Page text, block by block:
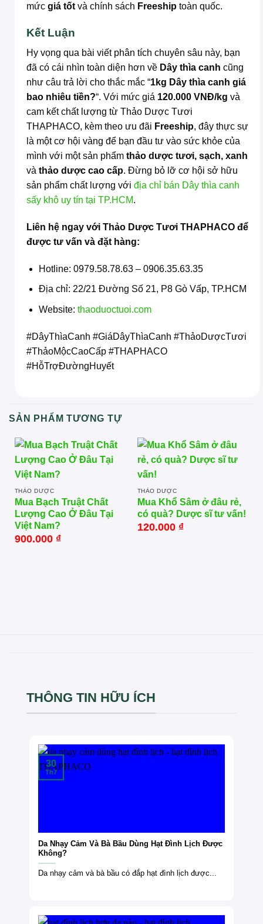
mức giá tốt và chính sách Freeship toàn quốc.
Kết Luận
Hy vọng qua bài viết phân tích chuyên sâu này, bạn
đã có cái nhìn toàn diện hơn về Dây thìa canh cũng
như câu trả lời cho thắc mắc “1kg Dây thìa canh giá
bao nhiêu tiền?“. Với mức giá 120.000 VNĐ/kg và
cam kết chất lượng từ Thảo Dược Tươi
THAPHACO, kèm theo ưu đãi Freeship, đây thực sự
là một cơ hội vàng để bạn đầu tư vào sức khỏe của
mình với một sản phẩm thảo dược tươi, sạch, xanh
và thảo dược cao cấp. Đừng bỏ lỡ cơ hội sở hữu
sản phẩm chất lượng với địa chỉ bán Dây thìa canh
sấy khô uy tín tại TP.HCM.
Liên hệ ngay với Thảo Dược Tươi THAPHACO để
được tư vấn và đặt hàng:
Hotline: 0979.58.78.63 – 0906.35.63.35
Địa chỉ: 22/21 Đường Số 21, P8 Gò Vấp, TP.HCM
Website: thaoduoctuoi.com
#DâyThìaCanh #GiáDâyThìaCanh #ThảoDượcTươi
#ThảoMộcCaoCấp #THAPHACO
#HỗTrợĐườngHuyết
SẢN PHẨM TƯƠNG TỰ
THẢO DƯỢC
Mua Bạch Truật Chất
Lượng Cao Ở Đâu Tại
Việt Nam?
900.000 ₫
THẢO DƯỢC
Mua Khổ Sâm ở đâu rẻ,
có quà? Dược sĩ tư vấn!
120.000 ₫
THÔNG TIN HỮU ÍCH
Da Nhạy Cảm Và Bà Bầu Dùng Hạt Đình Lịch Được
Không?
Da nhạy cảm và bà bầu có đắp hạt đình lịch được...
30
Th7